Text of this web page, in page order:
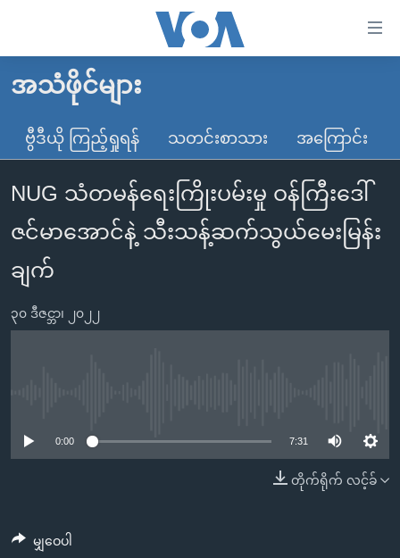
လွယ်ကူ
သည့်
များ
ပင်မ
အကြောင်းအရာ
ကျော်
ကြည့်
မူလစာမျက်နှာ
မြန်မာ
ကမ္ဘာ့သတင်းများ
နိုင်ငံတကာ
အမေရိကန်
တရုတ်
အစ္စရေး-ပါလက်စတိုင်း
ဗွီဒီယို
သတင်းလွတ်လပ်ခွင့်
ရပ်ဝန်းတခု လမ်းတခု အလွန်
အင်္ဂလိပ်စာလေ့လာမယ်
အမေရိကန်သုံးအီဒီယံ
အပတ်စဉ်ကဏ္ဍများ
အသံဖိုင်များ
ဗွီဒီယို ကြည့်ရှုရန် သတင်းစာသား အကြောင်း
NUG သံတမန်ရေးကြိုးပမ်းမှု ဝန်ကြီးဒေါ်
ဇင်မာအောင်နဲ့ သီးသန့်ဆက်သွယ်မေးမြန်း
ချက်
၃၀ ဒီဇင္ဘာ၊ ၂၀၂၂
0:00 7:31
တိုက်ရိုက် လင့်ခ်
မျှဝေပါ